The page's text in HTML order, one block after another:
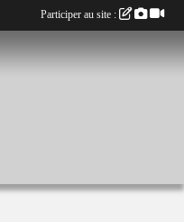
Participer au site :